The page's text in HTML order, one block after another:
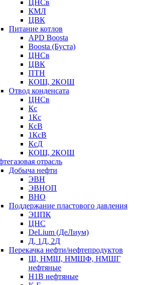
ЦНСв
КМЛ
ЦВК
Питание котлов
APD Boosta
Boosta (Буста)
ЦНСв
ЦВК
ПТН
КОШ, 2КОШ
Отвод конденсата
ЦНСв
Кс
1Кс
КсВ
1КсВ
КсД
КОШ, 2КОШ
отрасль
Добыча нефти
ЭВН
ЭВНОП
ВНО
Поддержание пластового давления
ЭЦПК
ЦНС
DeLium (ДеЛиум)
Д, 1Д, 2Д
Перекачка нефти/нефтепродуктов
Ш, НМШ, НМШФ, НМШГ
нефтяные
Н1В нефтяные